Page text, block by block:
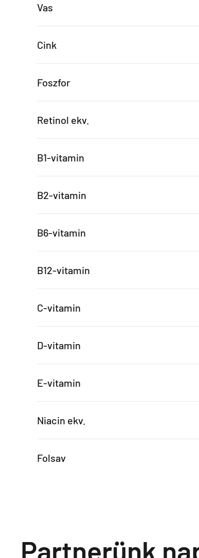
Vas
Cink
Foszfor
Retinol ekv.
B1-vitamin
B2-vitamin
B6-vitamin
B12-vitamin
C-vitamin
D-vitamin
E-vitamin
Niacin ekv.
Folsav
Partnerünk